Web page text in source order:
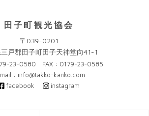
田子町観光協会
〒039-0201
戸郡田子町田子天神堂向41-1
23-0580 FAX : 0179-23-0585
: info@takko-kanko.com
facebook
instagram